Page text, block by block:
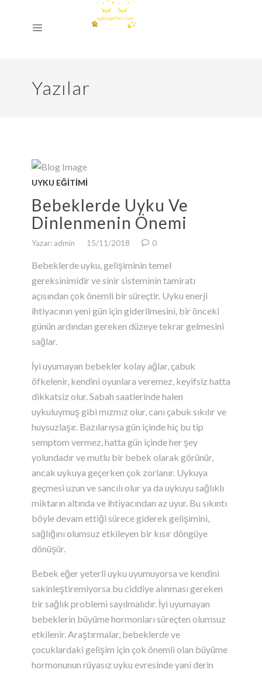
Yazılar
UYKU EĞITIMI
Bebeklerde Uyku Ve
Dinlenmenin Önemi
Yazar: admin 15/11/2018 0
Bebeklerde uyku, gelişiminin temel
gereksinimidir ve sinir sisteminin tamiratı
açısından çok önemli bir süreçtir. Uyku enerji
ihtiyacının yeni gün için giderilmesini, bir önceki
günün ardından gereken düzeye tekrar gelmesini
sağlar.
İyi uyumayan bebekler kolay ağlar, çabuk
öfkelenir, kendini oyunlara veremez, keyifsiz hatta
dikkatsiz olur. Sabah saatlerinde halen
uykuluymuş gibi mızmız olur, canı çabuk sıkılır ve
huysuzlaşır. Bazılarıysa gün içinde hiç bu tip
semptom vermez, hatta gün içinde her şey
yolundadır ve mutlu bir bebek olarak görünür,
ancak uykuya geçerken çok zorlanır. Uykuya
geçmesi uzun ve sancılı olur ya da uykuyu sağlıklı
miktarın altında ve ihtiyacından az uyur. Bu sıkıntı
böyle devam ettiği sürece giderek gelişimini,
sağlığını olumsuz etkileyen bir kısır döngüye
dönüşür.
Bebek eğer yeterli uyku uyumuyorsa ve kendini
sakinleştiremiyorsa bu ciddiye alınması gereken
bir sağlık problemi sayılmalıdır. İyi uyumayan
bebeklerin büyüme hormonları süreçten olumsuz
etkilenir. Araştırmalar, bebeklerde ve
çocuklardaki gelişim için çok önemli olan büyüme
hormonunun rüyasız uyku evresinde yani derin